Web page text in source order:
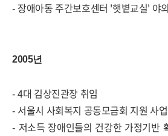
- 장애아동 주간보호센터 '햇볕교실' 야
2005년
- 4대 김상진관장 취임
- 서울시 사회복지 공동모금회 지원 사
- 저소득 장애인들의 건강한 가정기반